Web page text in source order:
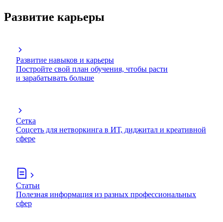
Развитие карьеры
Развитие навыков и карьеры
Постройте свой план обучения, чтобы расти
и зарабатывать больше
Сетка
Соцсеть для нетворкинга в ИТ, диджитал и креативной
сфере
Статьи
Полезная информация из разных профессиональных
сфер